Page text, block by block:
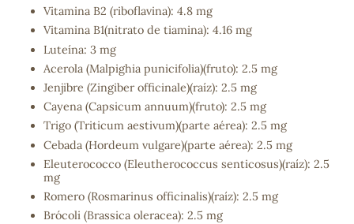
Vitamina B2 (riboflavina): 4.8 mg
Vitamina B1(nitrato de tiamina): 4.16 mg
Luteína: 3 mg
Acerola (Malpighia punicifolia)(fruto): 2.5 mg
Jenjibre (Zingiber officinale)(raíz): 2.5 mg
Cayena (Capsicum annuum)(fruto): 2.5 mg
Trigo (Triticum aestivum)(parte aérea): 2.5 mg
Cebada (Hordeum vulgare)(parte aérea): 2.5 mg
Eleuterococco (Eleutherococcus senticosus)(raíz): 2.5
mg
Romero (Rosmarinus officinalis)(raíz): 2.5 mg
Brócoli (Brassica oleracea): 2.5 mg